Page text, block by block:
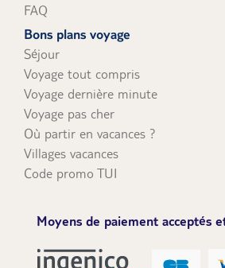
FAQ
Bons plans voyage
Séjour
Voyage tout compris
Voyage dernière minute
Voyage pas cher
Où partir en vacances ?
Villages vacances
Code promo TUI
Moyens de paiement acceptés